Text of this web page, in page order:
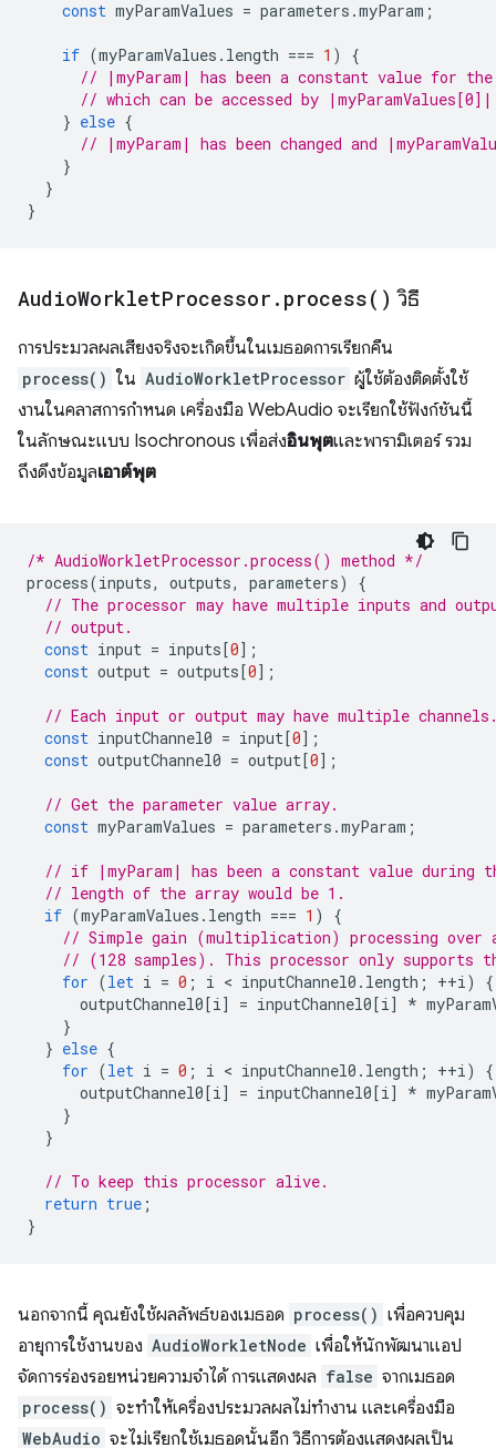
const myParamValues = parameters .myParam ;
if (myParamValues . length === 1 )
{
// |myParam| has been a constant value for
// which can be accessed by
} else {
// |myParam| has been changed and
}
}
}
AudioWorkletProcessor . process( ) วิธี
การประมวลผลเสียงจริงจะเกิดขึ้นในเมธอดการเรียกคืน
process() ใน AudioWorkletProcessor ผู้ใช้ต้องติดตั้งใช้
งานในคลาสการกําหนด เครื่องมือ WebAudio จะเรียกใช้ฟังก์ชันนี้
ในลักษณะแบบ Isochronous เพื่อส่งอินพุตและพารามิเตอร์ รวม
ถึงดึงข้อมูลเอาต์พุต
/* AudioWorkletProcessor.process() method */
process(inputs, outputs, parameters)
{
// The processor may have multiple inputs and
// output.
const input = inputs[0];
const output = outputs[0];
// Each input or output may have multiple
const inputChannel0 = input[0];
const outputChannel0 = output[0];
// Get the parameter value array.
const myParamValues = parameters .myParam ;
// if |myParam| has been a constant value during
// length of the array would be 1.
if (myParamValues . length === 1 )
{
// Simple gain (multiplication) processing over a
// (128 samples). This processor only supports
for (let i = 0 ; i < inputChannel0 . length ; ++i)
{
outputChannel0[i] = inputChannel0[i] *
}
} else {
for (let i = 0 ; i < inputChannel0 . length ; ++i)
{
outputChannel0[i] = inputChannel0[i] *
}
}
// To keep this processor alive.
return true ;
}
นอกจากนี้ คุณยังใช้ผลลัพธ์ของเมธอด process() เพื่อควบคุม
อายุการใช้งานของ AudioWorkletNode เพื่อให้นักพัฒนาแอป
จัดการร่องรอยหน่วยความจำได้ การแสดงผล false จากเมธอด
process() จะทําให้เครื่องประมวลผลไม่ทำงาน และเครื่องมือ
WebAudio จะไม่เรียกใช้เมธอดนั้นอีก วิธีการต้องแสดงผลเป็น